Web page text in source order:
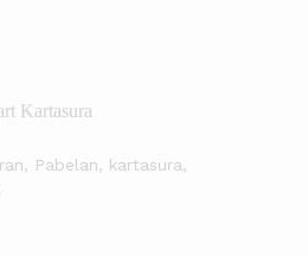
Kartasura
Pabelan, kartasura,